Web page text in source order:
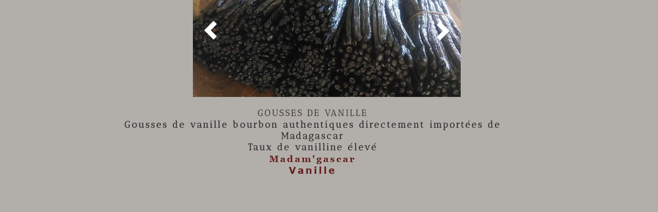
 
GOUSSES DE VANILLE
Gousses de vanille bourbon authentiques directement importées de
Madagascar
Taux de vanilline élevé
Madam'gascar
Vanille